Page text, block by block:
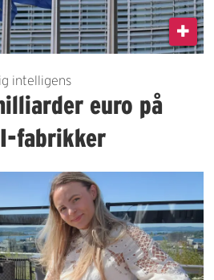
intelligens
euro på
fabrikker